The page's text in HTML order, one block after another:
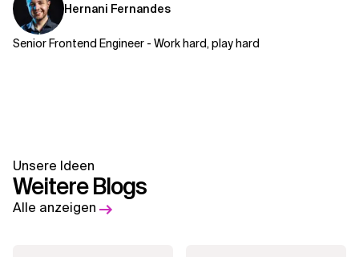
Hernani Fernandes
Senior Frontend Engineer - Work hard, play hard
Unsere Ideen
Weitere Blogs
Alle anzeigen